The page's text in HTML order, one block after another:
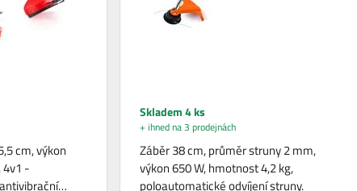
cm, výkon
4v1 -
Skladem 4 ks
+ ihned na 3 prodejnách
Záběr 38 cm, průměr struny 2 mm,
výkon 650 W, hmotnost 4,2 kg,
poloautomatické odvíjení struny.